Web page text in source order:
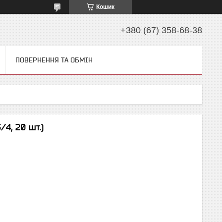
Кошик
+380 (67) 358-68-38
ПОВЕРНЕННЯ ТА ОБМІН
4, 20 шт.)